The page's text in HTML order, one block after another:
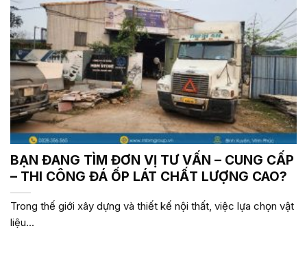
BẠN ĐANG TÌM ĐƠN VỊ TƯ VẤN – CUNG CẤP
– THI CÔNG ĐÁ ỐP LÁT CHẤT LƯỢNG CAO?
Trong thế giới xây dựng và thiết kế nội thất, việc lựa chọn vật
liệu...